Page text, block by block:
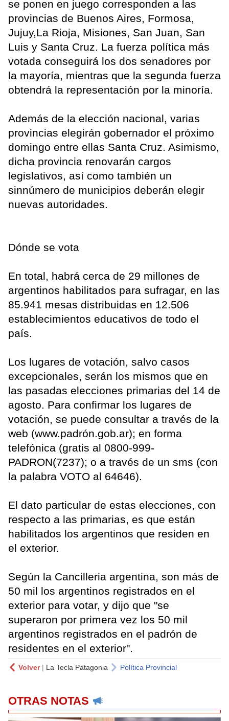
se ponen en juego corresponden a las
provincias de Buenos Aires, Formosa,
Jujuy,La Rioja, Misiones, San Juan, San
Luis y Santa Cruz. La fuerza política más
votada conseguirá los dos senadores por
la mayoría, mientras que la segunda fuerza
obtendrá la representación por la minoría.
Además de la elección nacional, varias
provincias elegirán gobernador el próximo
domingo entre ellas Santa Cruz. Asimismo,
dicha provincia renovarán cargos
legislativos, así como también un
sinnúmero de municipios deberán elegir
nuevas autoridades.
Dónde se vota
En total, habrá cerca de 29 millones de
argentinos habilitados para sufragar, en las
85.941 mesas distribuidas en 12.506
establecimientos educativos de todo el
país.
Los lugares de votación, salvo casos
excepcionales, serán los mismos que en
las pasadas elecciones primarias del 14 de
agosto. Para confirmar los lugares de
votación, se puede consultar a través de la
web (www.padrón.gob.ar); en forma
telefónica (gratis al 0800-999-
PADRON(7237); o a través de un sms (con
la palabra VOTO al 64646).
El dato particular de estas elecciones, con
respecto a las primarias, es que están
habilitados los argentinos que residen en
el exterior.
Según la Cancilleria argentina, son más de
50 mil los argentinos registrados en el
exterior para votar, y dijo que "se
superaron por primera vez los 50 mil
argentinos registrados en el padrón de
residentes en el exterior".
Volver| La Tecla Patagonia Política Provincial
OTRAS NOTAS